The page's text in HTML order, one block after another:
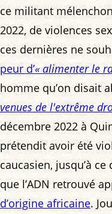
ce militant
2022, de violences
ces dernières ne
peur d’« alimenter le
homme qu’on disait
venues de l'extrême
décembre 2022 à
prétendit avoir été
caucasien, jusqu’à
que l’ADN retrouvé
d’origine africaine.